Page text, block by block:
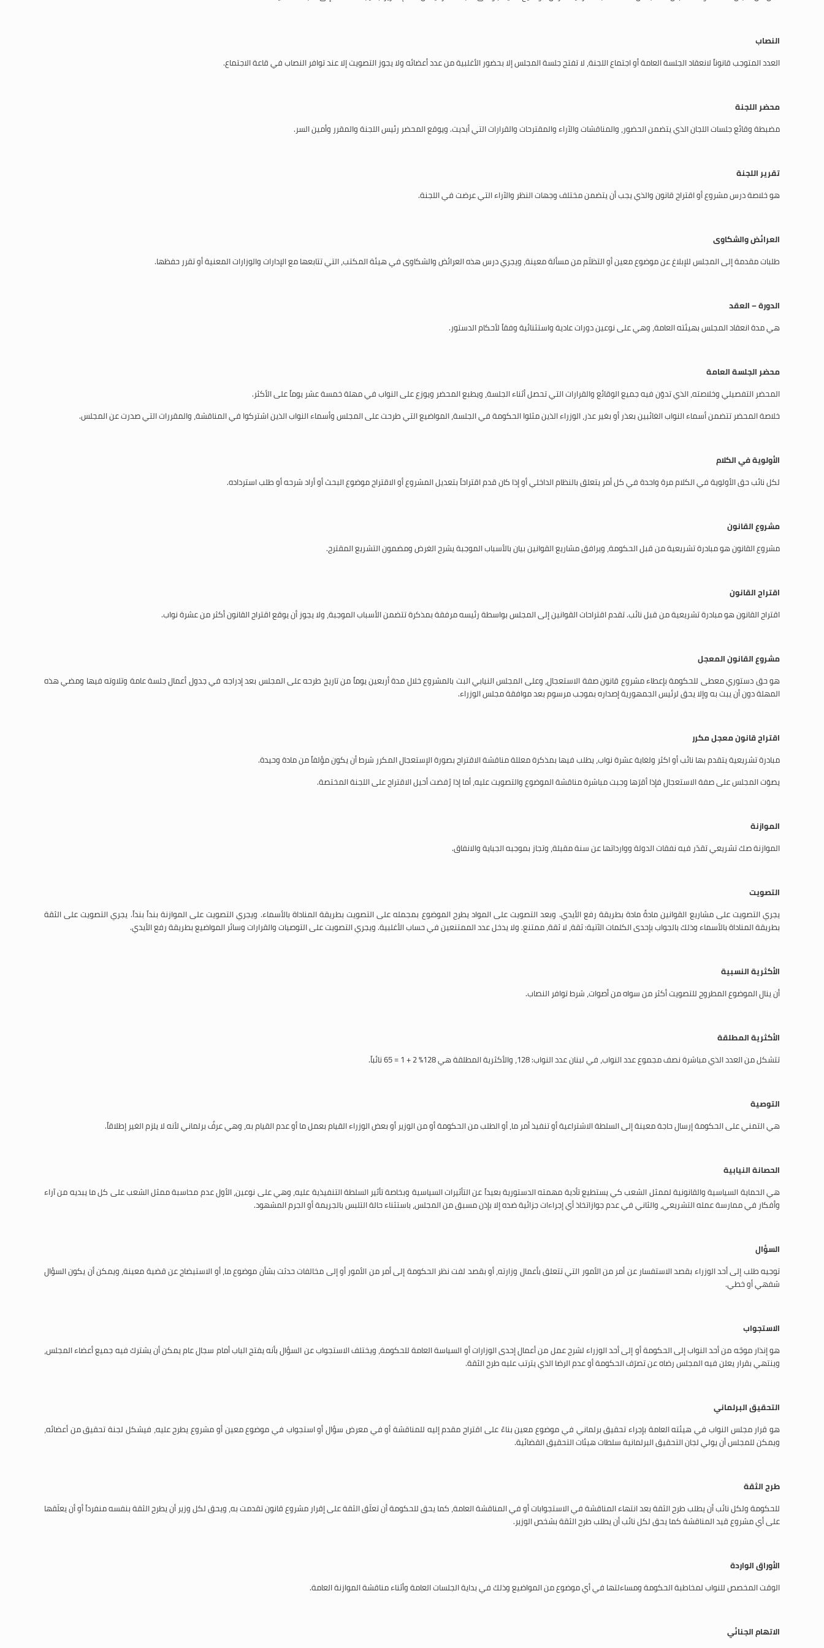
النصاب
العدد المتوجب قانوناً لانعقاد الجلسة العامة أو اجتماع اللجنة، لا تفتح جلسة المجلس إلا بحضور الأغلبية من عدد أعضائه ولا يجوز التصويت إلا عند توافر النصاب في قاعة الاجتماع.
محضر اللجنة
مضبطة وقائع جلسات اللجان الذي يتضمن الحضور، والمناقشات والآراء والمقترحات والقرارات التي أبديت. ويوقع المحضر رئيس اللجنة والمقرر وأمين السر.
تقرير اللجنة
هو خلاصة درس مشروع أو اقتراح قانون والذي يجب أن يتضمن مختلف وجهات النظر والآراء التي عرضت في اللجنة.
العرائض والشكاوى
طلبات مقدمة إلى المجلس للإبلاغ عن موضوع معين أو التظلّم من مسألة معينة، ويجري درس هذه العرائض والشكاوى في هيئة المكتب، التي تتابعها مع الإدارات والوزارات المعنية أو تقرر حفظها.
الدورة – العقد
هي مدة انعقاد المجلس بهيئته العامة، وهي على نوعين دورات عادية واستثنائية وفقاً لأحكام الدستور.
محضر الجلسة العامة
المحضر التفصيلي وخلاصته، الذي تدوّن فيه جميع الوقائع والقرارات التي تحصل أثناء الجلسة، ويطبع المحضر ويوزع على النواب في مهلة خمسة عشر يوماً على الأكثر.
خلاصة المحضر تتضمن أسماء النواب الغائبين بعذر أو بغير عذر، الوزراء الذين مثلوا الحكومة في الجلسة، المواضيع التي طرحت على المجلس وأسماء النواب الذين اشتركوا في المناقشة، والمقررات التي صدرت عن المجلس.
الأولوية في الكلام
لكل نائب حق الأولوية في الكلام مرة واحدة في كل أمر يتعلق بالنظام الداخلي أو إذا كان قدم اقتراحاً بتعديل المشروع أو الاقتراح موضوع البحث أو أراد شرحه أو طلب استرداده.
مشروع القانون
مشروع القانون هو مبادرة تشريعية من قبل الحكومة، ويرافق مشاريع القوانين بيان بالأسباب الموجبة يشرح الغرض ومضمون التشريع المقترح.
اقتراح القانون
اقتراح القانون هو مبادرة تشريعية من قبل نائب. تقدم اقتراحات القوانين إلى المجلس بواسطة رئيسه مرفقة بمذكرة تتضمن الأسباب الموجبة، ولا يجوز أن يوقع اقتراح القانون أكثر من عشرة نواب.
مشروع القانون المعجل
هو حق دستوري معطى للحكومة بإعطاء مشروع قانون صفة الاستعجال، وعلى المجلس النيابي البت بالمشروع خلال مدة أربعين يوماً من تاريخ طرحه على المجلس بعد إدراجه في جدول أعمال جلسة عامة وتلاوته فيها ومضي هذه
المهلة دون أن يبت به وإلا يحق لرئيس الجمهورية إصداره بموجب مرسوم بعد موافقة مجلس الوزراء.
اقتراح قانون معجل مكرر
مبادرة تشريعية يتقدم بها نائب أو اكثر ولغاية عشرة نواب، يطلب فيها بمذكرة معللة مناقشة الاقتراح بصورة الإستعجال المكرر شرط أن يكون مؤلفاً من مادة وحيدة.
يصوّت المجلس على صفة الاستعجال فإذا أقرّها وجبت مباشرة مناقشة الموضوع والتصويت عليه، أما إذا رُفضت أحيل الاقتراح على اللجنة المختصة.
الموازنة
الموازنة صك تشريعي تقدّر فيه نفقات الدولة ووارداتها عن سنة مقبلة، وتجاز بموجبه الجباية والانفاق.
التصويت
يجري التصويت على مشاريع القوانين مادةً مادة بطريقة رفع الأيدي. وبعد التصويت على المواد يطرح الموضوع بمجمله على التصويت بطريقة المناداة بالأسماء. ويجري التصويت على الموازنة بنداً بنداً. يجري التصويت على الثقة
بطريقة المناداة بالأسماء وذلك بالجواب بإحدى الكلمات الآتية: ثقة، لا ثقة، ممتنع. ولا يدخل عدد الممتنعين في حساب الأغلبية. ويجري التصويت على التوصيات والقرارات وسائر المواضيع بطريقة رفع الأيدي.
الأكثرية النسبية
أن ينال الموضوع المطروح للتصويت أكثر من سواه من أصوات، شرط توافر النصاب.
الأكثرية المطلقة
تتشكل من العدد الذي مباشرة نصف مجموع عدد النواب، في لبنان عدد النواب: 128، والأكثرية المطلقة هي 128% 2 + 1 = 65 نائباً.
التوصية
هي التمني على الحكومة إرسال حاجة معينة إلى السلطة الاشتراعية أو تنفيذ أمر ما، أو الطلب من الحكومة أو من الوزير أو بعض الوزراء القيام بعمل ما أو عدم القيام به، وهي عرفٌ برلماني لأنه لا يلزم الغير إطلاقاً.
الحصانة النيابية
هي الحماية السياسية والقانونية لممثل الشعب كي يستطيع تأدية مهمته الدستورية بعيداً عن التأثيرات السياسية وبخاصة تأثير السلطة التنفيذية عليه، وهي على نوعين، الأول عدم محاسبة ممثل الشعب على كل ما يبديه من آراء
وأفكار في ممارسة عمله التشريعي، والثاني في عدم جوازاتخاذ أي إجراءات جزائية ضده إلا بإذن مسبق من المجلس، باستثناء حالة التلبس بالجريمة أو الجرم المشهود.
السؤال
توجيه طلب إلى أحد الوزراء بقصد الاستفسار عن أمر من الأمور التي تتعلق بأعمال وزارته، أو بقصد لفت نظر الحكومة إلى أمر من الأمور أو إلى مخالفات حدثت بشأن موضوع ما، أو الاستيضاح عن قضية معينة، ويمكن أن يكون السؤال
شفهي أو خطي.
الاستجواب
هو إنذار موجّه من أحد النواب إلى الحكومة أو إلى أحد الوزراء لشرح عمل من أعمال إحدى الوزارات أو السياسة العامة للحكومة، ويختلف الاستجواب عن السؤال بأنه يفتح الباب أمام سجال عام يمكن أن يشترك فيه جميع أعضاء المجلس،
وينتهي بقرار يعلن فيه المجلس رضاه عن تصرّف الحكومة أو عدم الرضا الذي يترتب عليه طرح الثقة.
التحقيق البرلماني
هو قرار مجلس النواب في هيئته العامة بإجراء تحقيق برلماني في موضوع معين بناءً على اقتراح مقدم إليه للمناقشة أو في معرض سؤال أو استجواب في موضوع معين أو مشروع يطرح عليه، فيشكل لجنة تحقيق من أعضائه،
ويمكن للمجلس أن يولي لجان التحقيق البرلمانية سلطات هيئات التحقيق القضائية.
طرح الثقة
للحكومة ولكل نائب أن يطلب طرح الثقة بعد انتهاء المناقشة في الاستجوابات أو في المناقشة العامة، كما يحق للحكومة أن تعلّق الثقة على إقرار مشروع قانون تقدمت به، ويحق لكل وزير أن يطرح الثقة بنفسه منفرداً أو أن يعلّقها
على أي مشروع قيد المناقشة كما يحق لكل نائب أن يطلب طرح الثقة بشخص الوزير.
الأوراق الواردة
الوقت المخصص للنواب لمخاطبة الحكومة ومساءلتها في أي موضوع من المواضيع وذلك في بداية الجلسات العامة وأثناء مناقشة الموازنة العامة.
الاتهام الجنائي